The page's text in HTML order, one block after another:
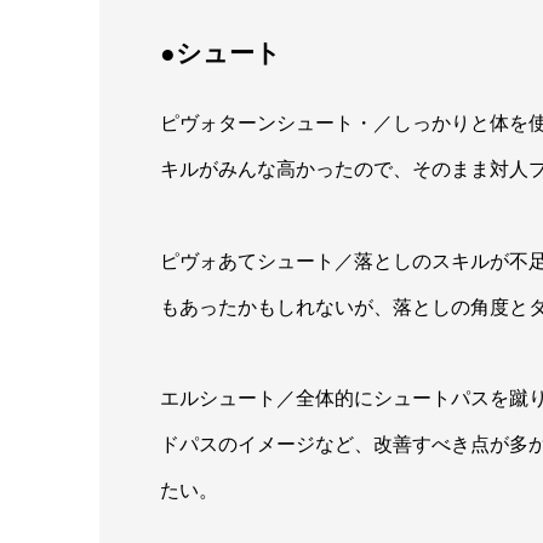
●シュート
ピヴォターンシュート・／しっかりと体
キルがみんな高かったので、そのまま対人
ピヴォあてシュート／落としのスキルが
もあったかもしれないが、落としの角度
エルシュート／全体的にシュートパスを蹴
ドパスのイメージなど、改善すべき点が
たい。